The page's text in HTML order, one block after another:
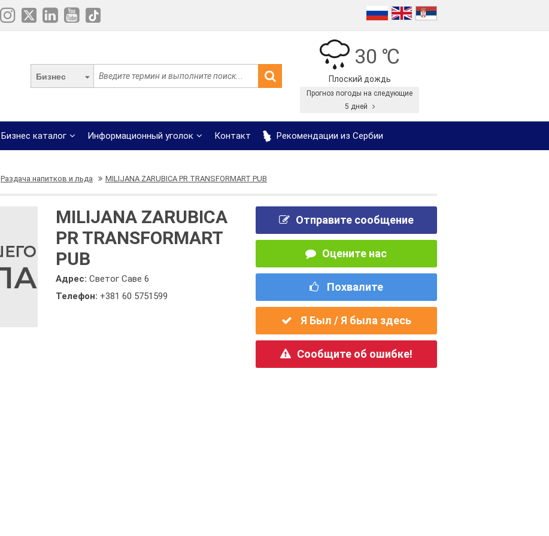
Бизнес
30 ℃
Плоский дождь
Прогноз погоды на следующие
5 дней
Бизнес каталог Информационный уголок Контакт Рекомендации из Сербии
Раздача напитков и льда MILIJANA ZARUBICA PR TRANSFORMART PUB
MILIJANA ZARUBICA
PR TRANSFORMART
PUB
Адрес:Светог Саве 6
Телефон: +381 60 5751599
Отправите сообщение
Оцените нас
Похвалите
Я Был / Я была здесь
Сообщите об ошибке!